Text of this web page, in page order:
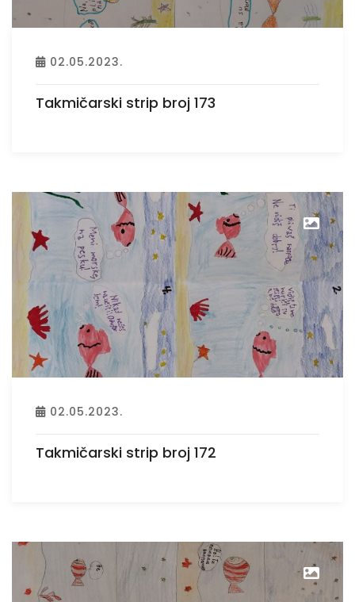
02.05.2023.
Takmičarski strip broj 173
02.05.2023.
Takmičarski strip broj 172